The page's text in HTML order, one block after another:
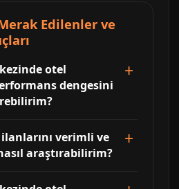
Edilenler ve
otel
dengesini
verimli ve
araştırabilirim?